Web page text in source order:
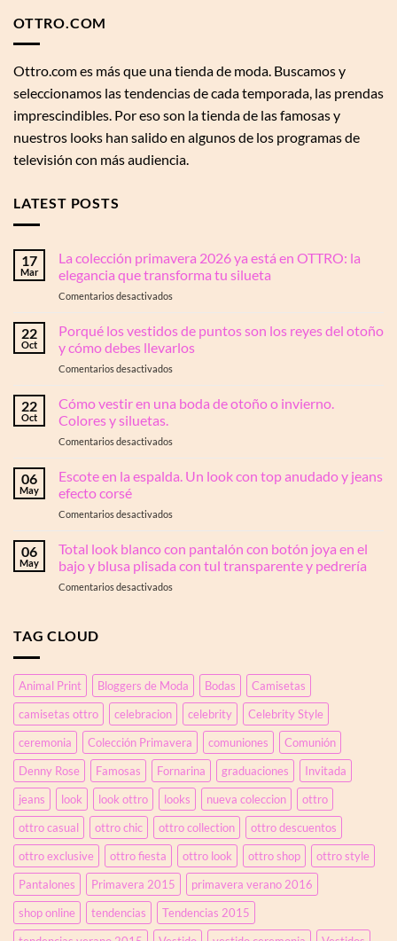
OTTRO.COM
Ottro.com es más que una tienda de moda. Buscamos y
seleccionamos las tendencias de cada temporada, las prendas
imprescindibles. Por eso son la tienda de las famosas y
nuestros looks han salido en algunos de los programas de
televisión con más audiencia.
LATEST POSTS
17
Mar
La colección primavera 2026 ya está en OTTRO: la
elegancia que transforma tu silueta
Comentarios desactivadosen
colección
primavera
2026
ya
en
elegancia
transforma
22
Oct
Porqué los vestidos de puntos son los reyes del otoño
y cómo debes llevarlos
Comentarios desactivadosen
los
vestidos
puntos
los
otoño
cómo
debes
22
Oct
Cómo vestir en una boda de otoño o invierno.
Colores y siluetas.
Comentarios desactivadosen
vestir
en
boda
otoño
Colores
06
May
Escote en la espalda. Un look con top anudado y jeans
efecto corsé
Comentarios desactivadosen
la
espalda.
Un
jeans
efecto
06
May
Total look blanco con pantalón con botón joya en el
bajo y blusa plisada con tul transparente y pedrería
Comentarios desactivadosen
con
botón
joya
en
bajo
y
blusa
plisada
con
tul
transparente
pedrería
TAG CLOUD
Animal Print Bloggers de Moda Bodas
Camisetas
camisetas ottro
celebracion celebrity
Celebrity Style
ceremonia
Colección Primavera comuniones
Comunión
Denny Rose
Famosas Fornarina graduaciones
Invitada
jeans
look look ottro looks nueva coleccion
ottro
ottro casual
ottro chic ottro collection
ottro descuentos
ottro exclusive
ottro fiesta ottro look ottro shop
ottro style
Pantalones
Primavera 2015
primavera verano 2016
shop online
tendencias
Tendencias 2015